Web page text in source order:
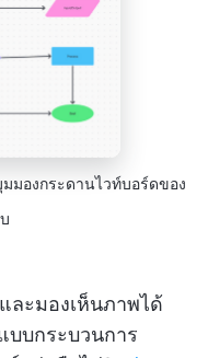
มองกระดานไวท์บอร์ดของ
ละมองเห็นภาพได้
บบกระบวนการ